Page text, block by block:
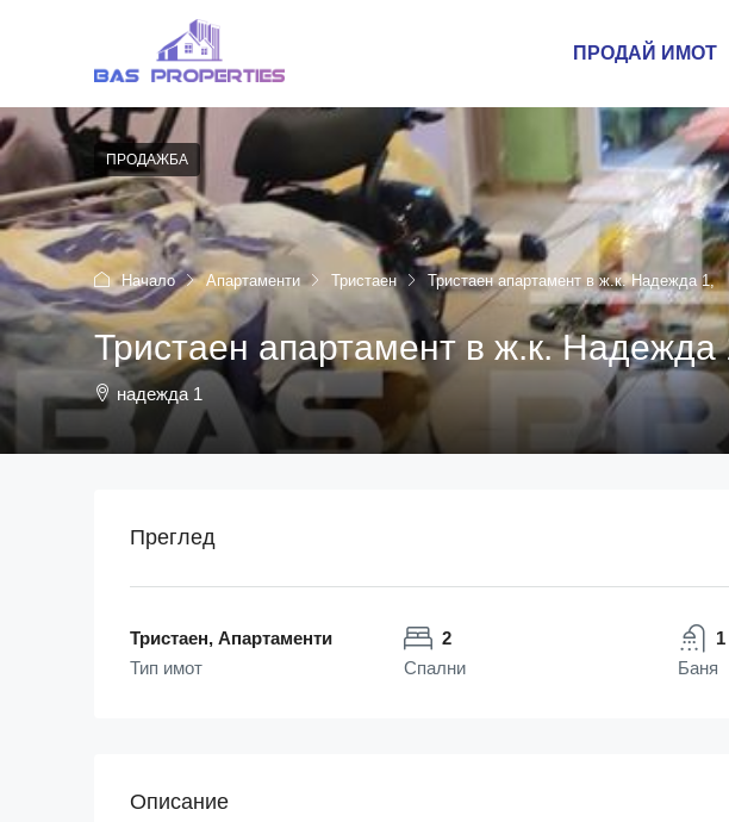
ПРОДАЙ ИМОТ
ПРОДАЖБА
Начало Апартаменти Тристаен Тристаен апартамент в ж.к. Надежда 1,
Тристаен апартамент в ж.к. Надежда
надежда 1
Преглед
Тристаен, Апартаменти
Тип имот
2
Спални
1
Баня
Описание